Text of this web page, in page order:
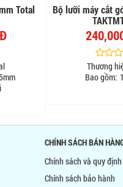
Total
Bộ lưỡi máy cắt
Thương
Bao gồm:
CHÍNH SÁCH BÁN
Chính sách và quy
Chính sách bảo hành